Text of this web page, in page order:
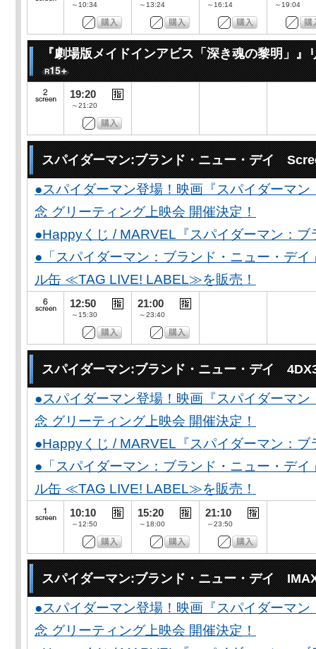
～10:34 ～13:24 ～16:14 ～19:04
『劇場版メイドインアビス「深き魂の黎明」』
19:20
～21:20
スパイダーマン:ブランド・ニュー・デイ
●スパイダーマン登場！映画『スパイダーマ
念 グリーティング上映会 開催決定！
●Happyくじ / MARVEL『スパイダーマン：
●「スパイダーマン：ブランド・ニュー・デ
ル缶 ≪TAG LIVE! LABEL≫を販売！
12:50
～15:30
21:00
～23:40
スパイダーマン:ブランド・ニュー・デイ
●スパイダーマン登場！映画『スパイダーマ
念 グリーティング上映会 開催決定！
●Happyくじ / MARVEL『スパイダーマン：
●「スパイダーマン：ブランド・ニュー・デ
ル缶 ≪TAG LIVE! LABEL≫を販売！
10:10
～12:50
15:20
～18:00
21:10
～23:50
スパイダーマン:ブランド・ニュー・デイ
●スパイダーマン登場！映画『スパイダーマ
念 グリーティング上映会 開催決定！